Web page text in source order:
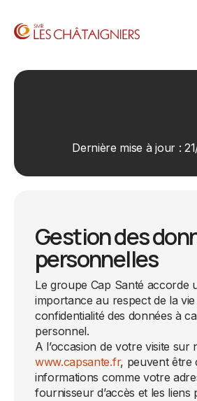
Dernière mise à jour :
Gestion des
personnelles
Le groupe Cap Santé accorde
importance au respect de la
confidentialité des données à
personnel.
A l’occasion de votre visite sur
www.capsante.fr, peuvent être
informations comme votre
fournisseur d’accès et les liens